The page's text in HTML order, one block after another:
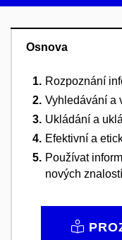
Osnova
Rozpoznání
Vyhledávání a
Ukládání a
Efektivní a
Používat
nových znalostí